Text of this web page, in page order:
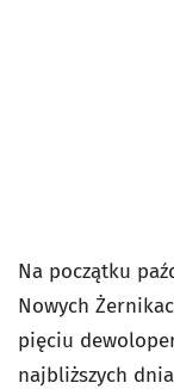
Na początku
Nowych
pięciu
najbliższych